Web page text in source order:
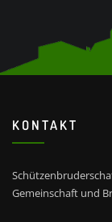
KONTAKT
Gemeinschaft und